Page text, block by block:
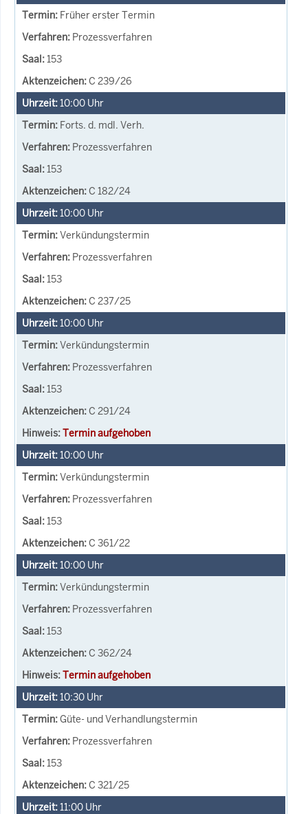
Früher erster Termin
Prozessverfahren
153
C 239/26
10:00 Uhr
Forts. d. mdl. Verh.
Prozessverfahren
153
C 182/24
10:00 Uhr
Verkündungstermin
Prozessverfahren
153
C 237/25
10:00 Uhr
Verkündungstermin
Prozessverfahren
153
C 291/24
Termin aufgehoben
10:00 Uhr
Verkündungstermin
Prozessverfahren
153
C 361/22
10:00 Uhr
Verkündungstermin
Prozessverfahren
153
C 362/24
Termin aufgehoben
10:30 Uhr
Güte- und Verhandlungstermin
Prozessverfahren
153
C 321/25
11:00 Uhr